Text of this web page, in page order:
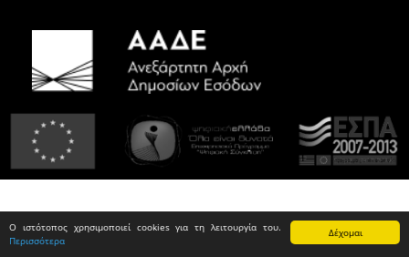
Δέχομαι
Ο ιστότοπος χρησιμοποιεί cookies για τη λειτουργία του.
Περισσότερα